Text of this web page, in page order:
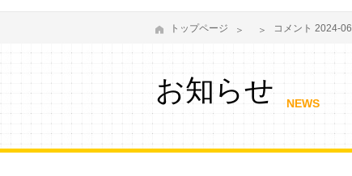
トップページ コメント 2024-
お知らせ NEWS